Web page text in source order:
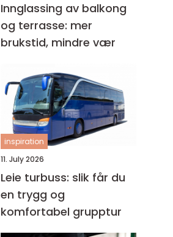
Innglassing av balkong
og terrasse: mer
brukstid, mindre vær
inspiration
11. July 2026
Leie turbuss: slik får du
en trygg og
komfortabel grupptur